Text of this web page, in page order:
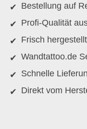
Bestellung auf
Profi-Qualität
Frisch
Wandtattoo.de
Schnelle
Direkt vom